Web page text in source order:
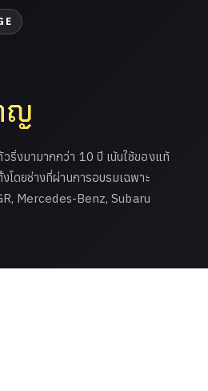
ญ
ริ่งมามากกว่า 10 ปี เน้นใช้ของแท้
โดยช่างที่ผ่านการอบรมเฉพาะ
Mercedes-Benz, Subaru